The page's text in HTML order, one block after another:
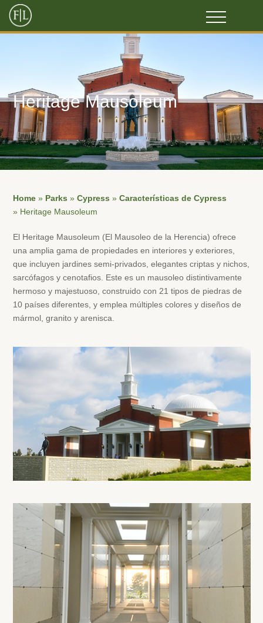
Heritage Mausoleum
Home » Parks »Cypress »Características de Cypress
» Heritage Mausoleum
El Heritage Mausoleum (El Mausoleo de la Herencia) ofrece
una amplia gama de propiedades en interiores y exteriores,
que incluyen jardines semi-privados, elegantes criptas y nichos,
sarcófagos y cenotafios. Este es un mausoleo distintivamente
hermoso y majestuoso, construido con 21 tipos de piedras de
10 países diferentes, y emplea múltiples colores y diseños de
mármol, granito y arenisca.